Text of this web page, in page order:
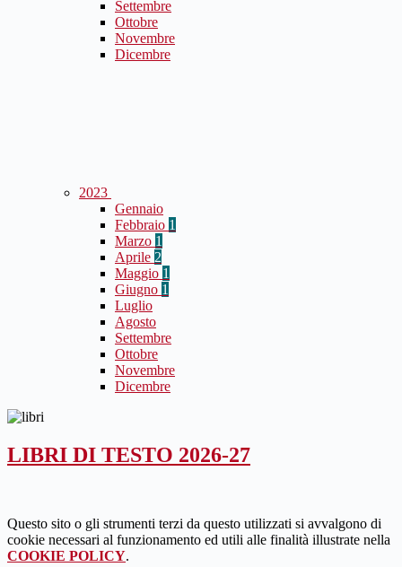
Settembre
Ottobre
Novembre
Dicembre
2023
Gennaio
Febbraio 1
Marzo 1
Aprile 2
Maggio 1
Giugno 1
Luglio
Agosto
Settembre
Ottobre
Novembre
Dicembre
LIBRI DI TESTO 2026-27
Questo sito o gli strumenti terzi da questo utilizzati si avvalgono di
cookie necessari al funzionamento ed utili alle finalità illustrate nella
COOKIE POLICY.